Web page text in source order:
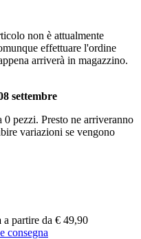
non è attualmente
effettuare l'ordine
arriverà in magazzino.
settembre
pezzi. Presto ne arriveranno
variazioni se vengono
a partire da € 49,90
consegna